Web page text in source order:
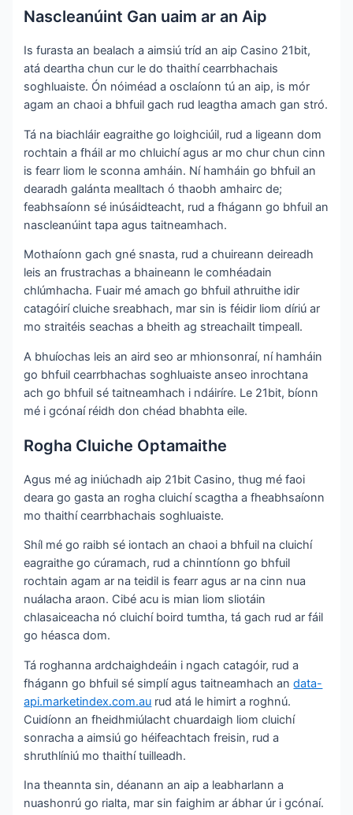
Nascleanúint Gan uaim ar an Aip
Is furasta an bealach a aimsiú tríd an aip Casino 21bit,
atá deartha chun cur le do thaithí cearrbhachais
soghluaiste. Ón nóiméad a osclaíonn tú an aip, is mór
agam an chaoi a bhfuil gach rud leagtha amach gan stró.
Tá na biachláir eagraithe go loighciúil, rud a ligeann dom
rochtain a fháil ar mo chluichí agus ar mo chur chun cinn
is fearr liom le sconna amháin. Ní hamháin go bhfuil an
dearadh galánta mealltach ó thaobh amhairc de;
feabhsaíonn sé inúsáidteacht, rud a fhágann go bhfuil an
nascleanúint tapa agus taitneamhach.
Mothaíonn gach gné snasta, rud a chuireann deireadh
leis an frustrachas a bhaineann le comhéadain
chlúmhacha. Fuair mé amach go bhfuil athruithe idir
catagóirí cluiche sreabhach, mar sin is féidir liom díriú ar
mo straitéis seachas a bheith ag streachailt timpeall.
A bhuíochas leis an aird seo ar mhionsonraí, ní hamháin
go bhfuil cearrbhachas soghluaiste anseo inrochtana
ach go bhfuil sé taitneamhach i ndáiríre. Le 21bit, bíonn
mé i gcónaí réidh don chéad bhabhta eile.
Rogha Cluiche Optamaithe
Agus mé ag iniúchadh aip 21bit Casino, thug mé faoi
deara go gasta an rogha cluichí scagtha a fheabhsaíonn
mo thaithí cearrbhachais soghluaiste.
Shíl mé go raibh sé iontach an chaoi a bhfuil na cluichí
eagraithe go cúramach, rud a chinntíonn go bhfuil
rochtain agam ar na teidil is fearr agus ar na cinn nua
nuálacha araon. Cibé acu is mian liom sliotáin
chlasaiceacha nó cluichí boird tumtha, tá gach rud ar fáil
go héasca dom.
Tá roghanna ardchaighdeáin i ngach catagóir, rud a
fhágann go bhfuil sé simplí agus taitneamhach andata-
api.marketindex.com.au rud atá le himirt a roghnú.
Cuidíonn an fheidhmiúlacht chuardaigh liom cluichí
sonracha a aimsiú go héifeachtach freisin, rud a
shruthlíniú mo thaithí tuilleadh.
Ina theannta sin, déanann an aip a leabharlann a
nuashonrú go rialta, mar sin faighim ar ábhar úr i gcónaí.